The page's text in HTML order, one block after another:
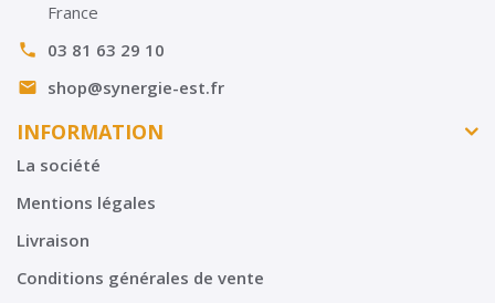
France
 03 81 63 29 10
 shop@synergie-est.fr
INFORMATION
La société
Mentions légales
Livraison
Conditions générales de vente